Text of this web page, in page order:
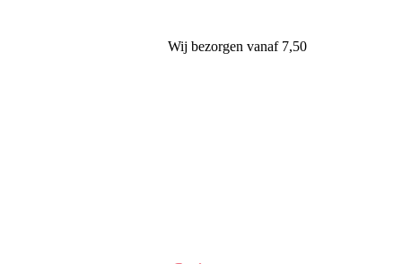
Wij bezorgen vanaf 7,50